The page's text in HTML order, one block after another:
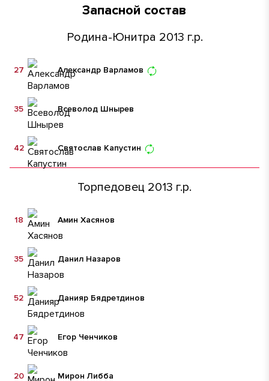
Запасной состав
Родина-Юнитра 2013 г.р.
Александр Варламов
27
Всеволод Шнырев
35
Святослав Капустин
42
Торпедовец 2013 г.р.
Амин Хасянов
18
Данил Назаров
35
Данияр Бядретдинов
52
Егор Ченчиков
47
Мирон Либба
20